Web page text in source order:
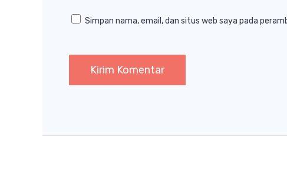
Simpan nama, email, dan situs web saya pada